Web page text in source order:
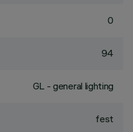
0
94
GL - general lighting
fest